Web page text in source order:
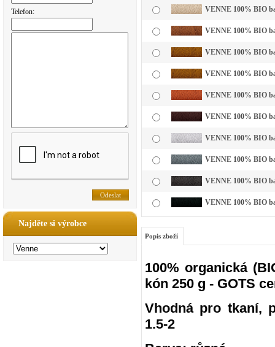
Telefon:
Najděte si výrobce
VENNE 100% BIO
VENNE 100% BIO
VENNE 100% BIO
VENNE 100% BIO
VENNE 100% BIO
VENNE 100% BIO
VENNE 100% BIO
VENNE 100% BIO
VENNE 100% BIO
VENNE 100% BIO
Popis zboží
100% organická
kón 250 g - GOTS
Vhodná pro tkaní,
1.5-2